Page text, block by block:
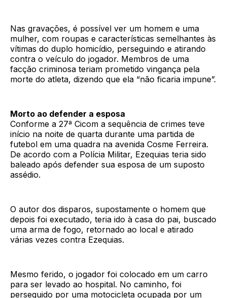
Nas gravações, é possível ver um homem e uma
mulher, com roupas e características semelhantes às
vítimas do duplo homicídio, perseguindo e atirando
contra o veículo do jogador. Membros de uma
facção criminosa teriam prometido vingança pela
morte do atleta, dizendo que ela “não ficaria impune”.
Morto ao defender a esposa
Conforme a 27ª Cicom a sequência de crimes teve
início na noite de quarta durante uma partida de
futebol em uma quadra na avenida Cosme Ferreira.
De acordo com a Polícia Militar, Ezequias teria sido
baleado após defender sua esposa de um suposto
assédio.
O autor dos disparos, supostamente o homem que
depois foi executado, teria ido à casa do pai, buscado
uma arma de fogo, retornado ao local e atirado
várias vezes contra Ezequias.
Mesmo ferido, o jogador foi colocado em um carro
para ser levado ao hospital. No caminho, foi
perseguido por uma motocicleta ocupada por um